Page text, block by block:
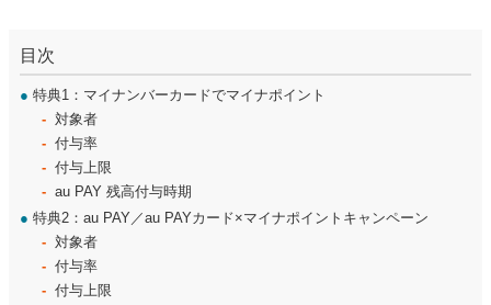
目次
● 特典1：マイナンバーカードでマイナポイント
対象者
付与率
付与上限
au PAY 残高付与時期
● 特典2：au PAY／au PAYカード×マイナポイントキャンペーン
対象者
付与率
付与上限